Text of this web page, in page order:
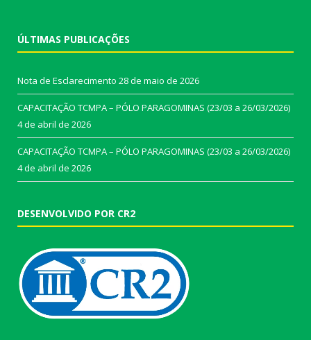
ÚLTIMAS PUBLICAÇÕES
Nota de Esclarecimento 28 de maio de 2026
CAPACITAÇÃO TCMPA – PÓLO PARAGOMINAS (23/03 a 26/03/2026)
4 de abril de 2026
CAPACITAÇÃO TCMPA – PÓLO PARAGOMINAS (23/03 a 26/03/2026)
4 de abril de 2026
DESENVOLVIDO POR CR2